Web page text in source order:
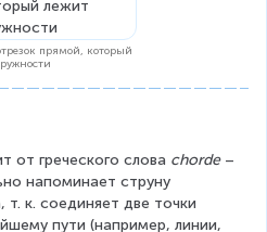
прямой, который
от греческого слова chorde –
напоминает струну
т. к. соединяет две точки
пути (например, линии,